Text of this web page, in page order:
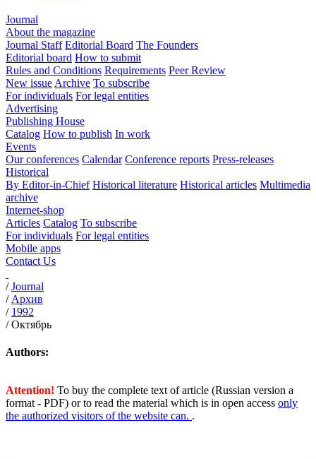
Journal
About the magazine
Journal Staff Editorial Board The Founders
Editorial board How to submit
Rules and Conditions Requirements Peer Review
New issue Archive To subscribe
For individuals For legal entities
Advertising
Publishing House
Catalog How to publish In work
Events
Our conferences Calendar Conference reports Press-releases
Historical
By Editor-in-Chief Historical literature Historical articles Multimedia
archive
Internet-shop
Articles Catalog To subscribe
For individuals For legal entities
Mobile apps
Contact Us
/Journal
/ Архив
/ 1992
/Октябрь
Authors:
Attention! To buy the complete text of article (Russian version a
format - PDF) or to read the material which is in open access only
the authorized visitors of the website can. .